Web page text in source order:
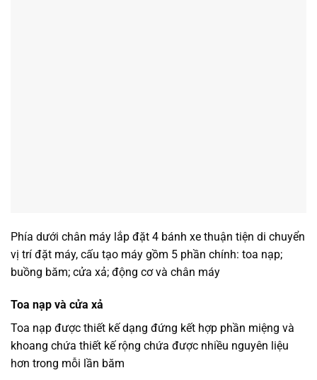
Phía dưới chân máy lắp đặt 4 bánh xe thuận tiện di chuyển
vị trí đặt máy, cấu tạo máy gồm 5 phần chính: toa nạp;
buồng băm; cửa xả; động cơ và chân máy
Toa nạp và cửa xả
Toa nạp được thiết kế dạng đứng kết hợp phần miệng và
khoang chứa thiết kế rộng chứa được nhiều nguyên liệu
hơn trong mỗi lần băm